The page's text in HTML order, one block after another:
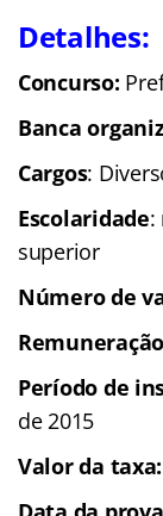
Detalhes:
Concurso:
Banca
Cargos:
Escolaridade:
superior
Número de
Remuneração
Período de
de 2015
Valor da taxa: